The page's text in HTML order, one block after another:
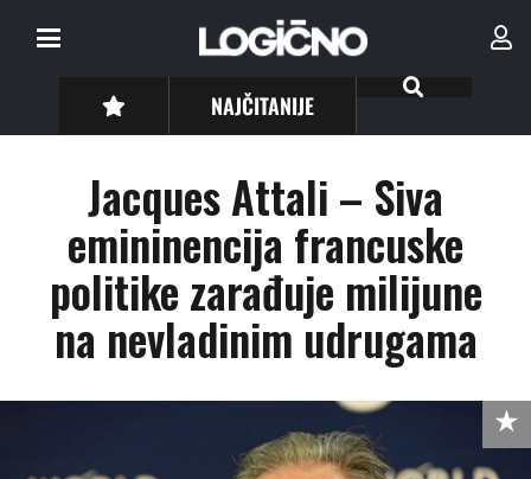
NAJČITANIJE
Jacques Attali – Siva
emininencija francuske
politike zarađuje milijune
na nevladinim udrugama